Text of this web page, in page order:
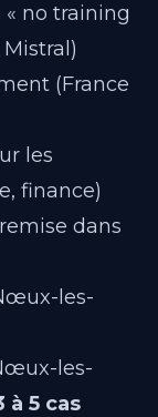
no training
(France
les
finance)
dans
les-
les-
à 5 cas